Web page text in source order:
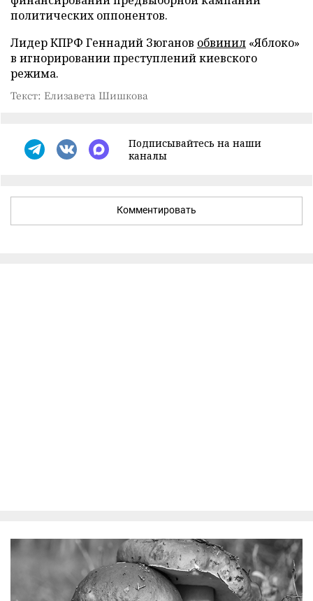
политических оппонентов.
Лидер КПРФ Геннадий Зюганов обвинил «Яблоко»
в игнорировании преступлений киевского
режима.
Текст: Елизавета Шишкова
Подписывайтесь на наши
каналы
Комментировать